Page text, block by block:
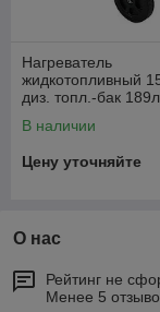
Нагреватель
жидкотопливный
диз. топл.-бак 189л,
125кг
В наличии
Цену уточняйте
О нас
Рейтинг не
Менее 5